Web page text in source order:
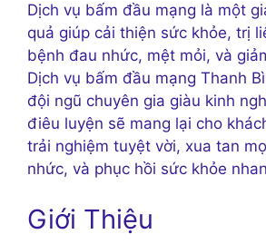
Dịch vụ bấm đầu mạng là một
quả giúp cải thiện sức khỏe, trị
bệnh đau nhức, mệt mỏi, và
Dịch vụ bấm đầu mạng Thanh
đội ngũ chuyên gia giàu kinh
điêu luyện sẽ mang lại cho
trải nghiệm tuyệt vời, xua tan
nhức, và phục hồi sức khỏe
Giới Thiệu